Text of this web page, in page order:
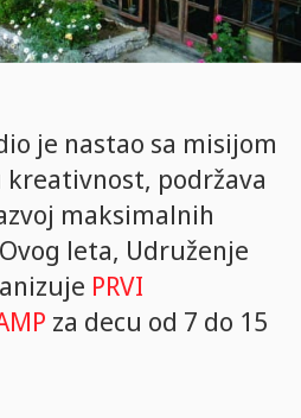
je nastao sa misijom
podržava
maksimalnih
leta, Udruženje
PRVI
za decu od 7 do 15